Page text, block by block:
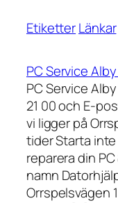
EtiketterLänkar
PC Service
PC Service
21 00 och E-
vi ligger på
tider Starta inte
reparera din
namn
Orrspelsvägen